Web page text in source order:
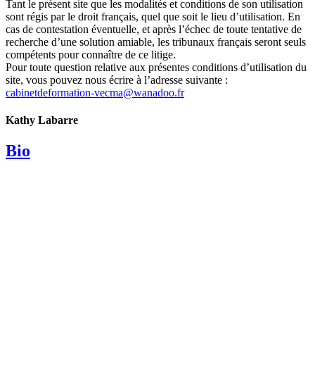
Tant le présent site que les modalités et conditions de son utilisation
sont régis par le droit français, quel que soit le lieu d’utilisation. En
cas de contestation éventuelle, et après l’échec de toute tentative de
recherche d’une solution amiable, les tribunaux français seront seuls
compétents pour connaître de ce litige.
Pour toute question relative aux présentes conditions d’utilisation du
site, vous pouvez nous écrire à l’adresse suivante :
cabinetdeformation-vecma@wanadoo.fr
Kathy Labarre
Bio